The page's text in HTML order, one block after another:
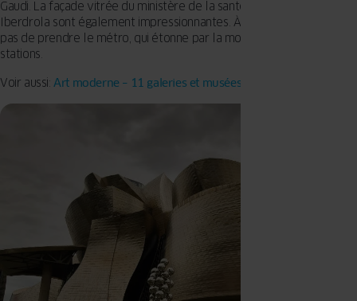
Gaudi. La façade vitrée du ministère de la santé publique et la tour
Iberdrola sont également impressionnantes. À Bilbao, ne manquez
pas de prendre le métro, qui étonne par la modernité de ses
stations.
Voir aussi:Art moderne – 11 galeries et musées à visiter absolument